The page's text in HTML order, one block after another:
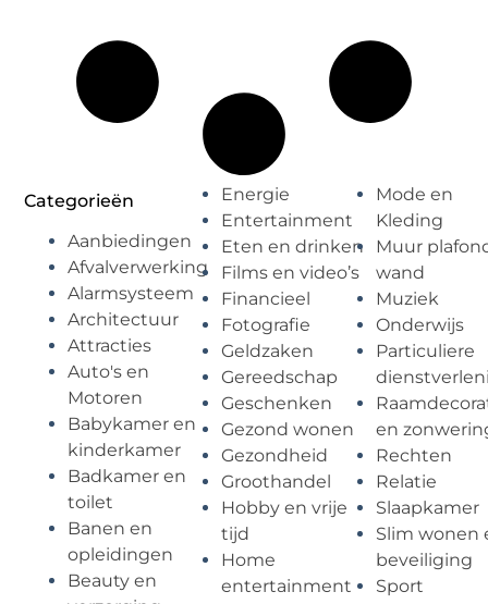
Categorieën
Aanbiedingen
Afvalverwerking
Alarmsysteem
Architectuur
Attracties
Auto's en
Motoren
Babykamer en
kinderkamer
Badkamer en
toilet
Banen en
opleidingen
Beauty en
Energie
Entertainment
Eten en drinken
Films en video’s
Financieel
Fotografie
Geldzaken
Gereedschap
Geschenken
Gezond wonen
Gezondheid
Groothandel
Hobby en vrije
tijd
Home
entertainment
Mode en
Kleding
Muur
wand
Muziek
Onderwijs
Particuliere
en
Rechten
Relatie
Slaapkamer
Slim wonen
beveiliging
Sport